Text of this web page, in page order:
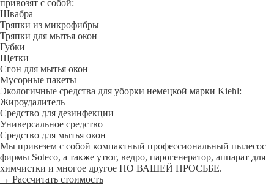
привозят с собой:
Швабра
Тряпки из микрофибры
Тряпки для мытья окон
Губки
Щетки
Сгон для мытья окон
Мусорные пакеты
Экологичные средства для уборки немецкой марки Kiehl:
Жироудалитель
Средство для дезинфекции
Универсальное средство
Средство для мытья окон
Мы привезем с собой компактный профессиональный пылесос
фирмы Soteco, а также утюг, ведро, парогенератор, аппарат для
химчистки и многое другое ПО ВАШЕЙ ПРОСЬБЕ.
→ Рассчитать стоимость